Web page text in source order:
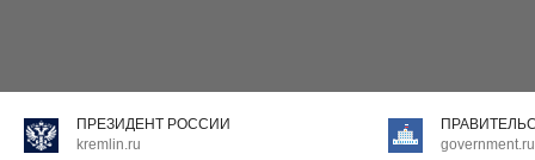
ПРЕЗИДЕНТ РОССИИ
kremlin.ru
government.ru